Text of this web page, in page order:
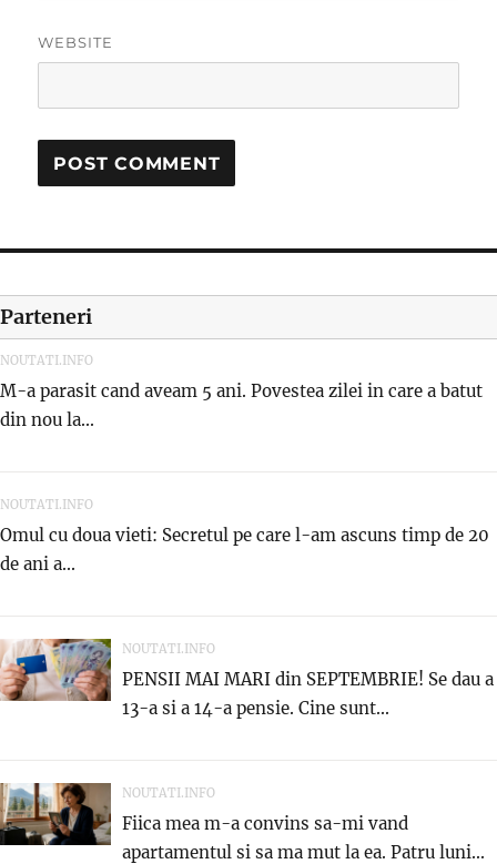
WEBSITE
Parteneri
NOUTATI.INFO
M-a parasit cand aveam 5 ani. Povestea zilei in care a batut
din nou la...
NOUTATI.INFO
Omul cu doua vieti: Secretul pe care l-am ascuns timp de 20
de ani a...
NOUTATI.INFO
PENSII MAI MARI din SEPTEMBRIE! Se dau a
13-a si a 14-a pensie. Cine sunt...
NOUTATI.INFO
Fiica mea m-a convins sa-mi vand
apartamentul si sa ma mut la ea. Patru luni...